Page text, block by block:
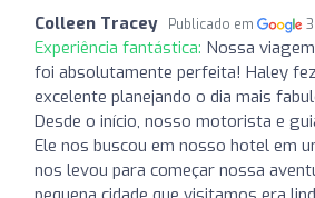
Colleen Tracey Publicado em
Experiência fantástica: Nossa
foi absolutamente perfeita! Haley
excelente planejando o dia mais
Desde o início, nosso motorista e
Ele nos buscou em nosso hotel em
nos levou para começar nossa